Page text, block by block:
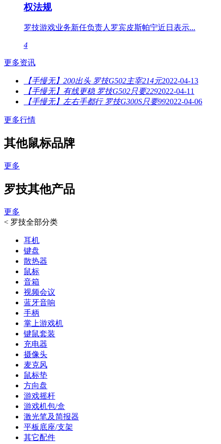
权法规
罗技游戏业务新任负责人罗宾皮斯帕宁近日表示...
4
更多资讯
【手慢无】200出头 罗技G502主宰214元2022-04-13
【手慢无】有线更稳 罗技G502只要2292022-04-11
【手慢无】左右手都行 罗技G300S只要992022-04-06
更多行情
其他鼠标品牌
更多
罗技其他产品
更多
< 罗技全部分类
耳机
键盘
散热器
鼠标
音箱
视频会议
蓝牙音响
手柄
掌上游戏机
键鼠套装
充电器
摄像头
麦克风
鼠标垫
方向盘
游戏摇杆
游戏机包/盒
激光笔及简报器
平板底座/支架
其它配件